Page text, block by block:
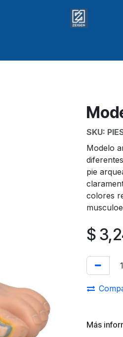
SKU:
Modelo
pie
colores
$
Más